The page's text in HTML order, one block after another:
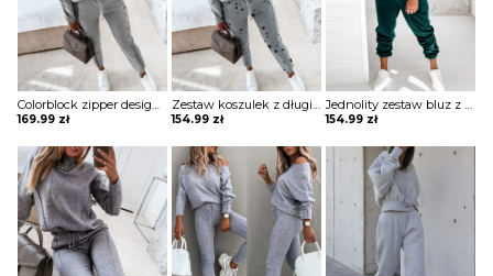
Colorblock zipper design z długim rękawem i zestawem spodni ze sznurkiem w talii komplet Soleil
169.99 zł
Zestaw koszulek z długim rękawem i sznurkiem w talii nadrukiem gwiazdy komplet Shameka
154.99 zł
Jednolity zestaw bluz z kapturem i sznurkiem długim rękawem komplet Nicolea
154.99 zł